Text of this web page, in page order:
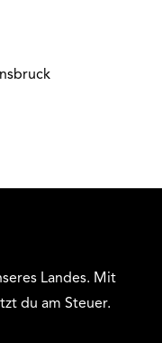
Landes. Mit
du am Steuer.